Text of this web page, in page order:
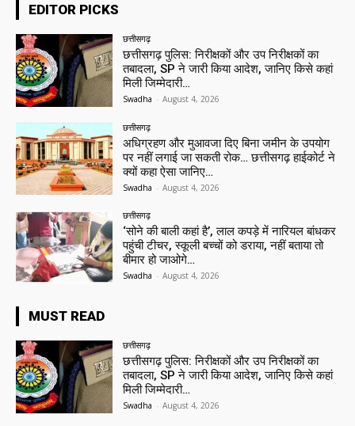
EDITOR PICKS
छत्तीसगढ़
छत्तीसगढ़ पुलिस: निरीक्षकों और उप निरीक्षकों का
तबादला, SP ने जारी किया आदेश, जानिए किसे कहां
मिली जिम्मेदारी…
Swadha - August 4, 2026
छत्तीसगढ़
अधिग्रहण और मुआवजा दिए बिना जमीन के उपयोग
पर नहीं लगाई जा सकती रोक… छत्तीसगढ़ हाईकोर्ट ने
क्यों कहा ऐसा जानिए…
Swadha - August 4, 2026
छत्तीसगढ़
‘सोने की बाली कहां है’, लाल कपड़े में नारियल बांधकर
पहुंची टीचर, स्कूली बच्चों को डराया, नहीं बताया तो
बीमार हो जाओगे…
Swadha - August 4, 2026
MUST READ
छत्तीसगढ़
छत्तीसगढ़ पुलिस: निरीक्षकों और उप निरीक्षकों का
तबादला, SP ने जारी किया आदेश, जानिए किसे कहां
मिली जिम्मेदारी…
Swadha - August 4, 2026